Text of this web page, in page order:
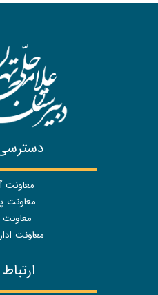
معاونت
معاونت
معاونت
معاونت